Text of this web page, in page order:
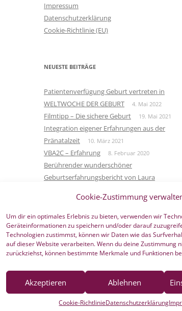
Cookie-Zustimmung
Um dir ein optimales Erlebnis zu bieten, verwenden wir
Geräteinformationen zu speichern und/oder darauf
Technologien zustimmst, können wir Daten wie das
auf dieser Website verarbeiten. Wenn du deine Zustimmung
zurückziehst, können bestimmte Merkmale und Funktionen
Akzeptieren Ablehnen
Cookie-RichtlinieDatenschutzerklärung
Impressum
Datenschutzerklärung
Cookie-Richtlinie (EU)
NEUESTE BEITRÄGE
Patientenverfügung Geburt vertreten in
WELTWOCHE DER GEBURT
4. Mai 2022
Filmtipp – Die sichere Geburt 19. Mai 2021
Integration eigener Erfahrungen aus der
Pränatalzeit
10. März 2021
VBA2C – Erfahrung 8. Februar 2020
Berührender wunderschöner
Geburtserfahrungsbericht von Laura
HÄNDE WEG vom Wochenend Crashkurs
Geburtsvorbereitung
27. August 2019